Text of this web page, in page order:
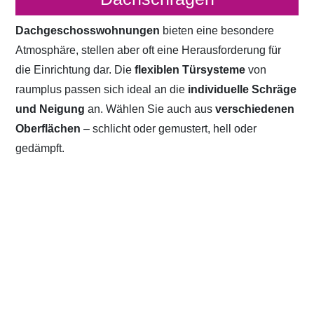
Dachgeschosswohnungen bieten eine besondere
Atmosphäre, stellen aber oft eine Herausforderung für
die Einrichtung dar. Dieflexiblen Türsystemevon
raumplus passen sich ideal an die individuelle Schräge
und Neigung an. Wählen Sie auch ausverschiedenen
Oberflächen – schlicht oder gemustert, hell oder
gedämpft.